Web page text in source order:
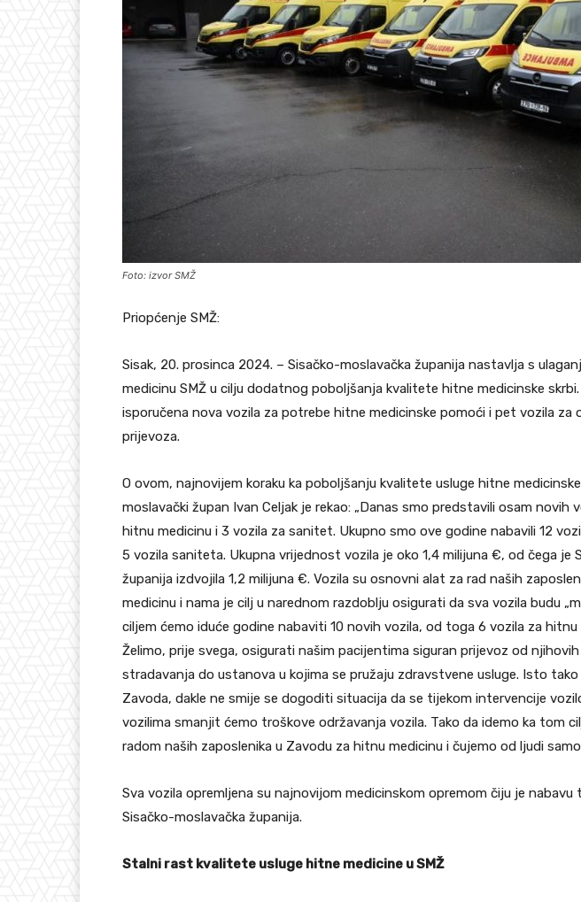
Foto: izvor SMŽ
Priopćenje SMŽ:
Sisak, 20. prosinca 2024. – Sisačko-moslavačka županija nastavlja s
medicinu SMŽ u cilju dodatnog poboljšanja kvalitete hitne medicinske
isporučena nova vozila za potrebe hitne medicinske pomoći i pet vozila za
prijevoza.
O ovom, najnovijem koraku ka poboljšanju kvalitete usluge hitne
moslavački župan Ivan Celjak je rekao: „Danas smo predstavili osam novih
hitnu medicinu i 3 vozila za sanitet. Ukupno smo ove godine nabavili 12
5 vozila saniteta. Ukupna vrijednost vozila je oko 1,4 milijuna €, od čega je
županija izdvojila 1,2 milijuna €. Vozila su osnovni alat za rad naših
medicinu i nama je cilj u narednom razdoblju osigurati da sva vozila budu
ciljem ćemo iduće godine nabaviti 10 novih vozila, od toga 6 vozila za
Želimo, prije svega, osigurati našim pacijentima siguran prijevoz od
stradavanja do ustanova u kojima se pružaju zdravstvene usluge. Isto
Zavoda, dakle ne smije se dogoditi situacija da se tijekom intervencije
vozilima smanjit ćemo troškove održavanja vozila. Tako da idemo ka tom
radom naših zaposlenika u Zavodu za hitnu medicinu i čujemo od ljudi
Sva vozila opremljena su najnovijom medicinskom opremom čiju je nabavu
Sisačko-moslavačka županija.
Stalni rast kvalitete usluge hitne medicine u SMŽ